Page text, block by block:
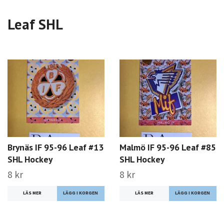
Leaf SHL
Brynäs IF 95-96 Leaf #13
SHL Hockey
8 kr
LÄS MER
Malmö IF 95-96 Leaf #85
SHL Hockey
8 kr
LÄS MER